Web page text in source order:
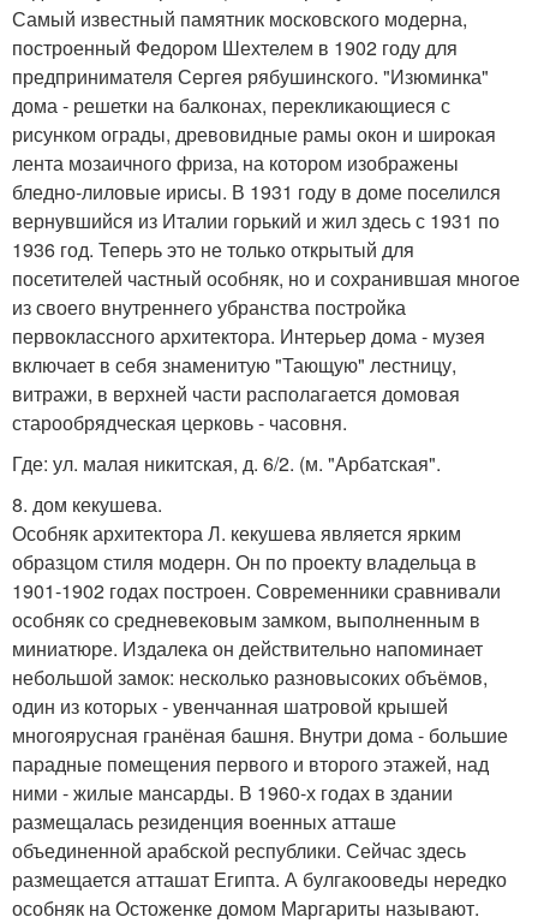
Самый известный памятник московского модерна,
построенный Федором Шехтелем в 1902 году для
предпринимателя Сергея рябушинского. "Изюминка"
дома - решетки на балконах, перекликающиеся с
рисунком ограды, древовидные рамы окон и широкая
лента мозаичного фриза, на котором изображены
бледно-лиловые ирисы. В 1931 году в доме поселился
вернувшийся из Италии горький и жил здесь с 1931 по
1936 год. Теперь это не только открытый для
посетителей частный особняк, но и сохранившая многое
из своего внутреннего убранства постройка
первоклассного архитектора. Интерьер дома - музея
включает в себя знаменитую "Тающую" лестницу,
витражи, в верхней части располагается домовая
старообрядческая церковь - часовня.
Где: ул. малая никитская, д. 6/2. (м. "Арбатская".
8. дом кекушева.
Особняк архитектора Л. кекушева является ярким
образцом стиля модерн. Он по проекту владельца в
1901-1902 годах построен. Современники сравнивали
особняк со средневековым замком, выполненным в
миниатюре. Издалека он действительно напоминает
небольшой замок: несколько разновысоких объёмов,
один из которых - увенчанная шатровой крышей
многоярусная гранёная башня. Внутри дома - большие
парадные помещения первого и второго этажей, над
ними - жилые мансарды. В 1960-х годах в здании
размещалась резиденция военных атташе
объединенной арабской республики. Сейчас здесь
размещается атташат Египта. А булгакооведы нередко
особняк на Остоженке домом Маргариты называют.